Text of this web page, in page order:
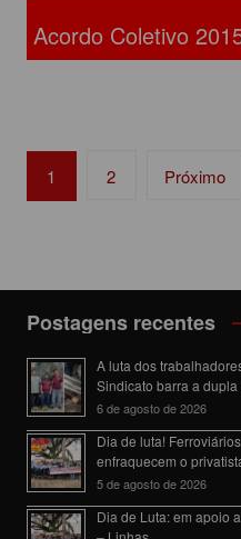
Acordo Coletivo
Navegação
por
1 2 Próximo
Postagens recentes
A luta dos
Sindicato barra a dupla
6 de agosto de 2026
Dia de luta!
enfraquecem o
5 de agosto de 2026
Dia de Luta: em apoio